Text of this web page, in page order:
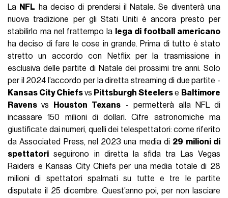
La NFL ha deciso di prendersi il Natale. Se diventerà una
nuova tradizione per gli Stati Uniti è ancora presto per
stabilirlo ma nel frattempo la
lega di football americano
ha deciso di fare le cose in grande. Prima di tutto è stato
stretto un accordo con Netflix per la trasmissione in
esclusiva delle partite di Natale dei prossimi tre anni. Solo
per il 2024 l’accordo per la diretta streaming di due partite -
Kansas City Chiefsvs Pittsburgh Steelerse Baltimore
Ravensvs Houston Texans - permetterà alla NFL di
incassare 150 milioni di dollari. Cifre astronomiche ma
giustificate dai numeri, quelli dei telespettatori: come riferito
da Associated Press, nel 2023 una media di 29 milioni di
spettatori seguirono in diretta la sfida tra Las Vegas
Raiders e Kansas City Chiefs per una media totale di 28
milioni di spettatori spalmati su tutte e tre le partite
disputate il 25 dicembre. Quest’anno poi, per non lasciare